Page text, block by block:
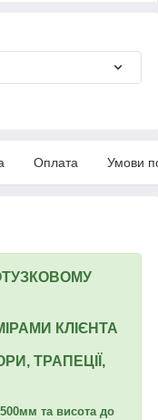
Оплата Умови
КЛІЄНТА
ТРАПЕЦІЇ,
та висота до